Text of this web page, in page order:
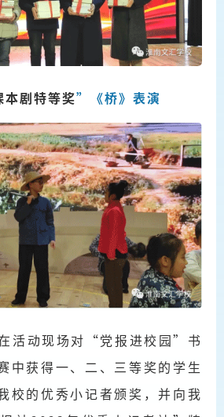
本剧特等奖”《桥》表演
活动现场对“党报进校园”书
中获得一、二、三等奖的学生
校的优秀小记者颁奖，并向我